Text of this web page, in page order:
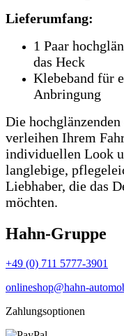
Lieferumfang:
1 Paar
das Heck
Klebeband für
Anbringung
Die
verleihen Ihrem
individuellen Look
langlebige,
Liebhaber, die das
möchten.
Hahn-Gruppe
+49 (0) 711 5777-3901
onlineshop@hahn-
Zahlungsoptionen